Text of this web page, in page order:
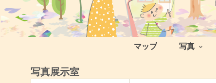
マップ 写真
写真展示室